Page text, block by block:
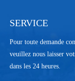
SERVICE
Pour toute demande
veuillez nous laisser
dans les 24 heures.